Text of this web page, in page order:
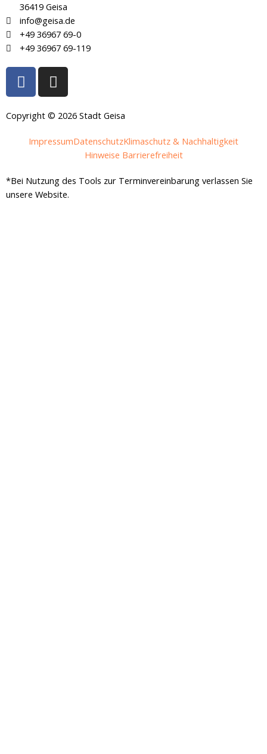
36419 Geisa
info@geisa.de
+49 36967 69-0
+49 36967 69-119
F
a
c
e
k
-
I
n
s
t
g
a
m
Copyright © 2026 Stadt Geisa
ImpressumDatenschutzKlimaschutz & Nachhaltigkeit
Hinweise Barrierefreiheit
*Bei Nutzung des Tools zur Terminvereinbarung verlassen Sie
unsere Website.